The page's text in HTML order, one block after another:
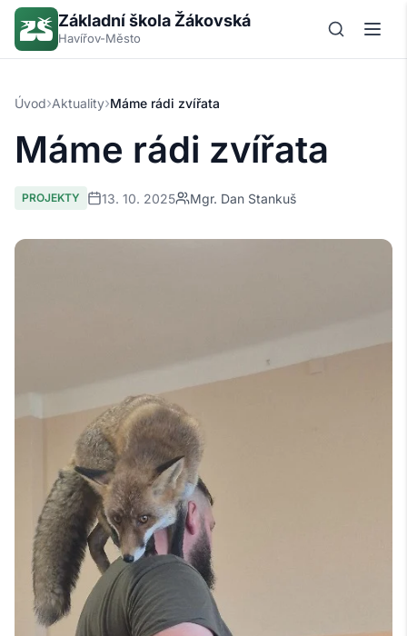
Základní škola Žákovská
Havířov-Město
Úvod›Aktuality›Máme rádi zvířata
Máme rádi zvířata
PROJEKTY 13. 10. 2025 Mgr. Dan Stankuš